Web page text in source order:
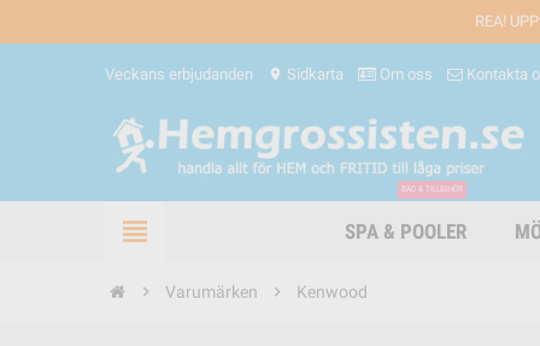
REA!
Veckans erbjudanden location_on Sidkarta Om oss Kontakta
view_headline SPA & POOLER
BAD & TILLBEHÖR
chevron_right Varumärken chevron_right Kenwood